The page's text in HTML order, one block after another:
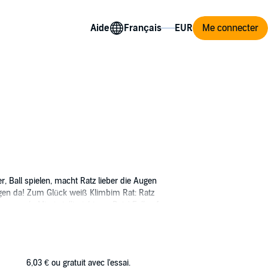
Aide Me connecter
Ball spielen, macht Ratz lieber die Augen
da! Zum Glück weiß Klimbim Rat: Ratz
o weh, Mimi stellt nicht nur Ratz' Fell auf
er dann auch seine Freunde retten, die
6,03 € ou gratuit avec l'essai.